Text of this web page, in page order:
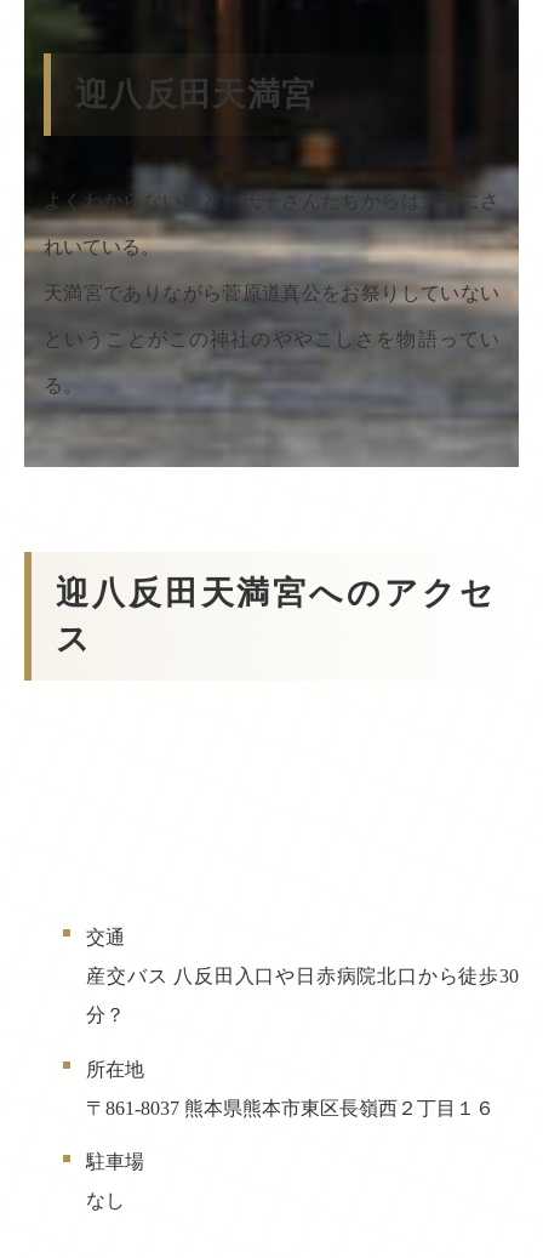
迎八反田天満宮
よくわからないけど、氏子さんたちからは大事にさ
れいている。
天満宮でありながら菅原道真公をお祭りしていない
ということがこの神社のややこしさを物語ってい
る。
迎八反田天満宮へのアクセ
ス
交通
産交バス 八反田入口や日赤病院北口から徒歩30
分？
所在地
〒861-8037 熊本県熊本市東区長嶺西２丁目１６
駐車場
なし